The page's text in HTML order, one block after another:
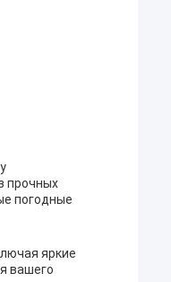
прочных
погодные
яркие
вашего